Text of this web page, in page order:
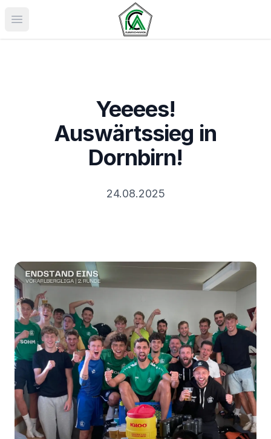
Menü öffnen
Yeeees!
Auswärtssieg in
Dornbirn!
24.08.2025